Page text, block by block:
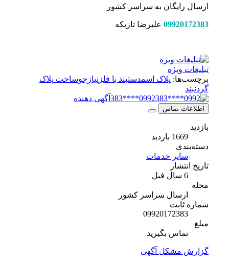
ارسال رایگان به سراسر کشور
09920172383علیرضا تازیکه
تبلیغات ویژه
برچسب‌ها:پلاک اسمدستبند با فلز نیازجوساخت پلاک
گردنبند
0992****383
آگهی دهنده
اطلاعات تماس
دسته‌بندی
سایر خدمات
تاریخ انتشار
ارسال سراسر کشور
شماره ثابت
09920172383
تماس بگیرید
گزارش مشکل آگهی